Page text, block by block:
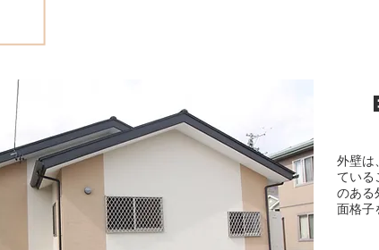
外壁は
ている
のある
面格子